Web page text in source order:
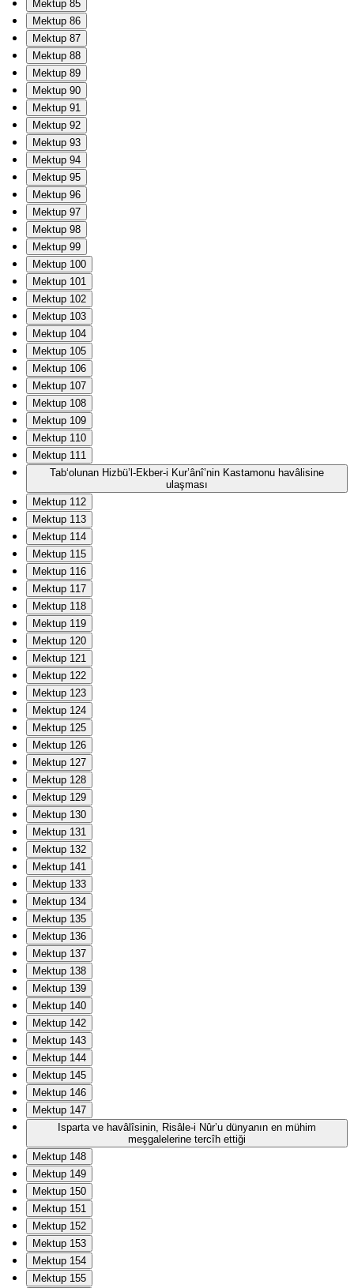
Mektup 85
Mektup 86
Mektup 87
Mektup 88
Mektup 89
Mektup 90
Mektup 91
Mektup 92
Mektup 93
Mektup 94
Mektup 95
Mektup 96
Mektup 97
Mektup 98
Mektup 99
Mektup 100
Mektup 101
Mektup 102
Mektup 103
Mektup 104
Mektup 105
Mektup 106
Mektup 107
Mektup 108
Mektup 109
Mektup 110
Mektup 111
Tab‘olunan Hizbü’l-Ekber-i Kur’ânî’nin Kastamonu havâlisine
ulaşması
Mektup 112
Mektup 113
Mektup 114
Mektup 115
Mektup 116
Mektup 117
Mektup 118
Mektup 119
Mektup 120
Mektup 121
Mektup 122
Mektup 123
Mektup 124
Mektup 125
Mektup 126
Mektup 127
Mektup 128
Mektup 129
Mektup 130
Mektup 131
Mektup 132
Mektup 141
Mektup 133
Mektup 134
Mektup 135
Mektup 136
Mektup 137
Mektup 138
Mektup 139
Mektup 140
Mektup 142
Mektup 143
Mektup 144
Mektup 145
Mektup 146
Mektup 147
Isparta ve havâlîsinin, Risâle-i Nûr’u dünyanın en mühim
meşgalelerine tercîh ettiği
Mektup 148
Mektup 149
Mektup 150
Mektup 151
Mektup 152
Mektup 153
Mektup 154
Mektup 155